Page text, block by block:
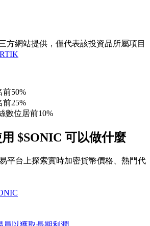
方網站提供，僅代表該投資品所屬項目
前50%
前25%
數位居前10%
$SONIC 可以做什麼
平台上探索實時加密貨幣價格、熱門代